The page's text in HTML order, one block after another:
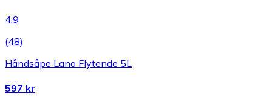
4.9
(48)
Håndsåpe Lano Flytende 5L
597 kr